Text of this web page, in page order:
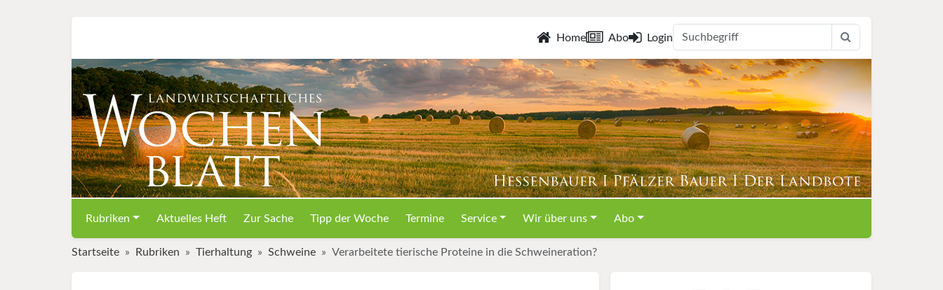
Home Abo Login
Rubriken Aktuelles Heft Zur Sache Tipp der Woche Termine Service Wir über uns Abo
Startseite Rubriken Tierhaltung Schweine Verarbeitete tierische Proteine in die Schweineration?